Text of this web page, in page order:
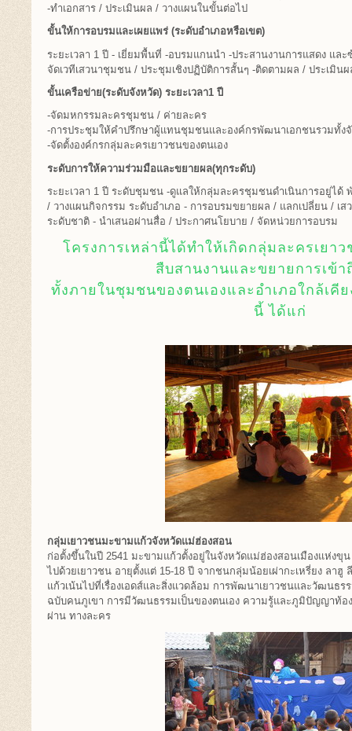
-ทำเอกสาร / ประเมินผล / วางแผนในขั้นต่อไป
ขั้นให้การอบรมและเผยแพร่ (ระดับอำเภอหรือเขต)
ระยะเวลา 1 ปี - เยี่ยมพื้นที่ -อบรมแกนนำ -ประสานงานการแสดง แล
จัดเวทีเสวนาชุมชน / ประชุมเชิงปฏิบัติการสั้นๆ -ติดตามผล / ประเมิน
ขั้นเครือข่าย(ระดับจังหวัด) ระยะเวลา1 ปี
-จัดมหกรรมละครชุมชน / ค่ายละคร
-การประชุมให้คำปรึกษาผู้แทนชุมชนและองค์กรพัฒนาเอกชนรวมทั้ง
-จัดตั้งองค์กรกลุ่มละครเยาวชนของตนเอง
ระดับการให้ความร่วมมือและขยายผล(ทุกระดับ)
ระยะเวลา 1 ปี ระดับชุมชน -ดูแลให้กลุ่มละครชุมชนดำเนินการอยู่ไ
/ วางแผนกิจกรรม ระดับอำเภอ - การอบรมขยายผล / แลกเปลี่ยน / เ
ระดับชาติ - นำเสนอผ่านสื่อ / ประกาศนโยบาย / จัดหน่วยการอบรม
โครงการเหล่านี้ได้ทำให้เกิดกลุ่มละครเยา
สืบสานงานและขยายการเข้
ทั้งภายในชุมชนของตนเองและอำเภอใกล้เคี
นี้ ได้แก่
กลุ่มเยาวชนมะขามแก้วจังหวัดแม่ฮ่องสอน
ก่อตั้งขึ้นในปี 2541 มะขามแก้วตั้งอยู่ในจังหวัดแม่ฮ่องสอนเมืองแห่ง
ไปด้วยเยาวชน อายุตั้งแต่ 15-18 ปี จากชนกลุ่มน้อยเผ่ากะเหรี่ยง ลา
แก้วเน้นไปที่เรื่องเอดส์และสิ่งแวดล้อม การพัฒนาเยาวชนและวัฒนธร
ฉบับคนภูเขา การมีวัฒนธรรมเป็นของตนเอง ความรู้และภูมิปัญญาท้อ
ผ่าน ทางละคร